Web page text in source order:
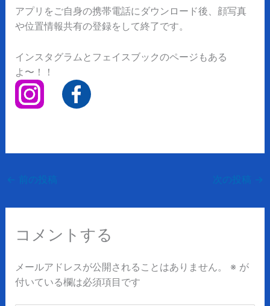
アプリをご自身の携帯電話にダウンロード後、顔写真
や位置情報共有の登録をして終了です。
インスタグラムとフェイスブックのページもある
よ〜！！
← 前の投稿 次の投稿 →
コメントする
メールアドレスが公開されることはありません。 ※ が
付いている欄は必須項目です